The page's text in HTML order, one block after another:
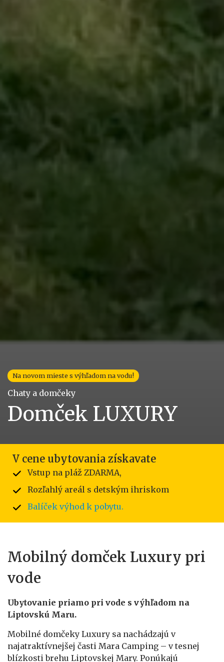
Na novom mieste s výhľadom na vodu!
Chaty a domčeky
Domček LUXURY
V cene ubytovania získavate
Vstup na pláž ZDARMA,
Rozľahlý areál s detským ihriskom
Balíček výhod k pobytu.
Mobilný domček Luxury pri
vode
Ubytovanie priamo pri vode s výhľadom na
Liptovskú Maru.
Mobilné domčeky Luxury sa nachádzajú v
najatraktívnejšej časti Mara Camping – v tesnej
blízkosti brehu Liptovskej Mary. Ponúkajú